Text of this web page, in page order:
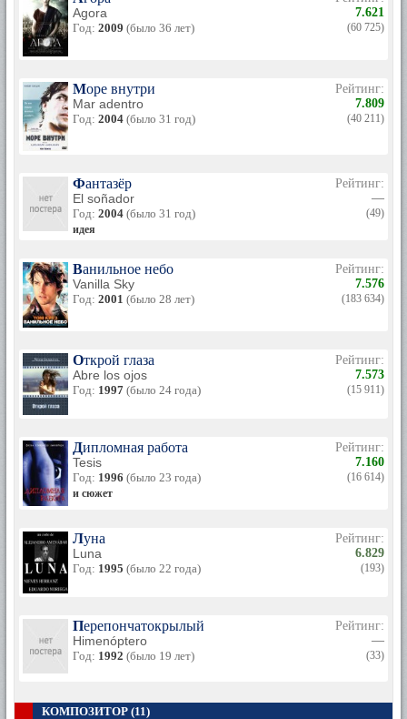
подумал о струнном ансамбле, играющем совсем тихо,
пианиссимо, без сольных партий. Я использовал кельтскую
музыку - ведь действие происходит в Галисии, - и
- Рамон мечтает о море. А вы в этом на него похожи?
- Да, я бы хотел умереть на море. Но пока живу в самом
центре Испании. Моя мечта о старости - жить на берегу,
Agora
Год: 2009 (было 36 лет)
7.621
(60 725)
Море внутри
Mar adentro
Год: 2004 (было 31 год)
Рейтинг:
7.809
(40 211)
Фантазёр
El soñador
Год: 2004 (было 31 год)
идея
Рейтинг:
—
(49)
Ванильное небо
Vanilla Sky
Год: 2001 (было 28 лет)
Рейтинг:
7.576
(183 634)
Открой глаза
Abre los ojos
Год: 1997 (было 24 года)
Рейтинг:
7.573
(15 911)
Дипломная работа
Tesis
Год: 1996 (было 23 года)
и сюжет
Рейтинг:
7.160
(16 614)
Луна
Luna
Год: 1995 (было 22 года)
Рейтинг:
6.829
(193)
Перепончатокрылый
Himenóptero
Год: 1992 (было 19 лет)
Рейтинг:
—
(33)
КОМПОЗИТОР (11)